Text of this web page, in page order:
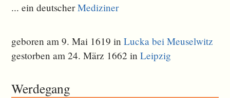
... ein deutscherMediziner
geboren am 9. Mai 1619 inLucka bei Meuselwitz
gestorben am 24. März 1662 inLeipzig
Werdegang